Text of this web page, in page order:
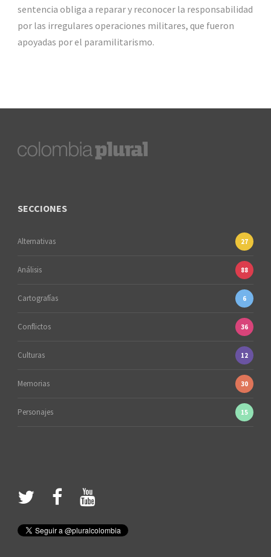
sentencia obliga a reparar y reconocer la responsabilidad
por las irregulares operaciones militares, que fueron
apoyadas por el paramilitarismo.
SECCIONES
Alternativas 27
Análisis 88
Cartografías 6
Conflictos 36
Culturas 12
Memorias 30
Personajes 15